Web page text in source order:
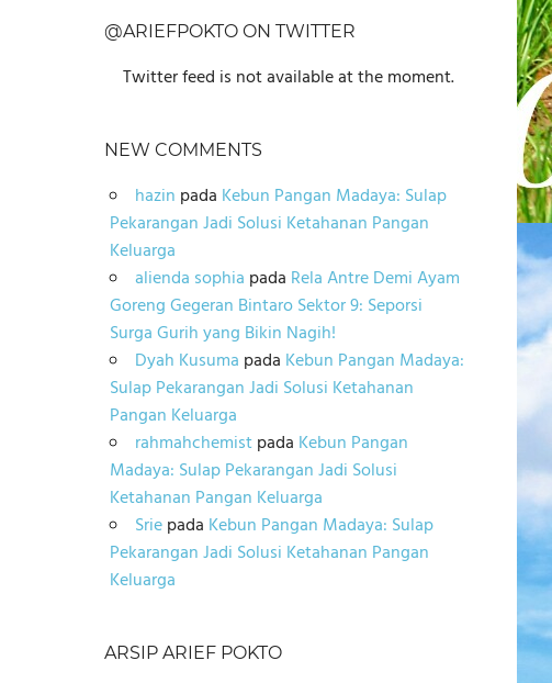
@ARIEFPOKTO ON TWITTER
Twitter feed is not available at the moment.
NEW COMMENTS
hazin pada Kebun Pangan Madaya: Sulap
Pekarangan Jadi Solusi Ketahanan Pangan
Keluarga
alienda sophia pada Rela Antre Demi Ayam
Goreng Gegeran Bintaro Sektor 9: Seporsi
Surga Gurih yang Bikin Nagih!
Dyah Kusuma pada Kebun Pangan Madaya:
Sulap Pekarangan Jadi Solusi Ketahanan
Pangan Keluarga
rahmahchemistpada Kebun Pangan
Madaya: Sulap Pekarangan Jadi Solusi
Ketahanan Pangan Keluarga
Sriepada Kebun Pangan Madaya: Sulap
Pekarangan Jadi Solusi Ketahanan Pangan
Keluarga
ARSIP ARIEF POKTO